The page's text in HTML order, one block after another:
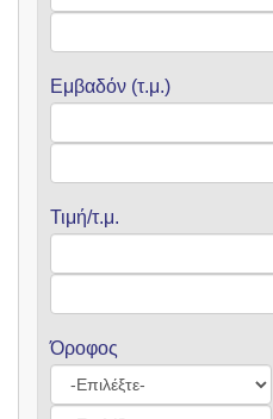
Εμβαδόν (τ.μ.)
Τιμή/τ.μ.
Όροφος